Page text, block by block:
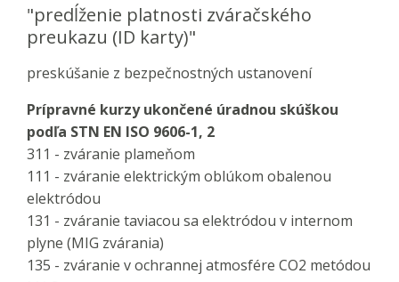
"predĺženie platnosti zváračského
preukazu (ID karty)"
preskúšanie z bezpečnostných ustanovení
Prípravné kurzy ukončené úradnou skúškou
podľa STN EN ISO 9606-1, 2
311 - zváranie plameňom
111 - zváranie elektrickým oblúkom obalenou
elektródou
131 - zváranie taviacou sa elektródou v internom
plyne (MIG zvárania)
135 - zváranie v ochrannej atmosfére CO2 metódou